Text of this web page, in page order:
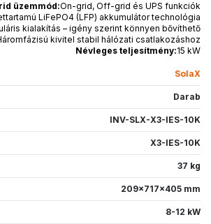
üzemmód:On-grid, Off-grid és UPS funkciók
LiFePO4 (LFP) akkumulátor technológia
kialakítás – igény szerint könnyen bővíthető
kivitel stabil hálózati csatlakozáshoz
Névleges teljesítmény:15 kW
SolaX
Darab
INV-SLX-X3-IES-10K
X3-IES-10K
37 kg
209x717x405 mm
8-12 kW